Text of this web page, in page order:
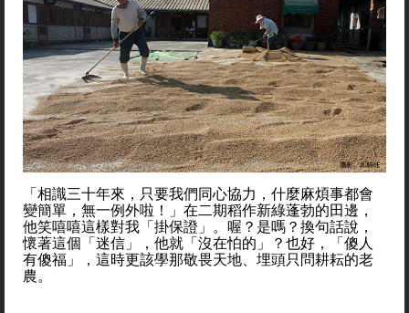
「相識三十年來，只要我們同心協力，什麼麻煩事都會
變簡單，無一例外啦！」在二期稻作新綠蓬勃的田邊，
他笑嘻嘻這樣對我「掛保證」。喔？是嗎？換句話說，
懷著這個「迷信」，他就「沒在怕的」？也好，「傻人
有傻福」，這時更該學那敬畏天地、埋頭只問耕耘的老
農。